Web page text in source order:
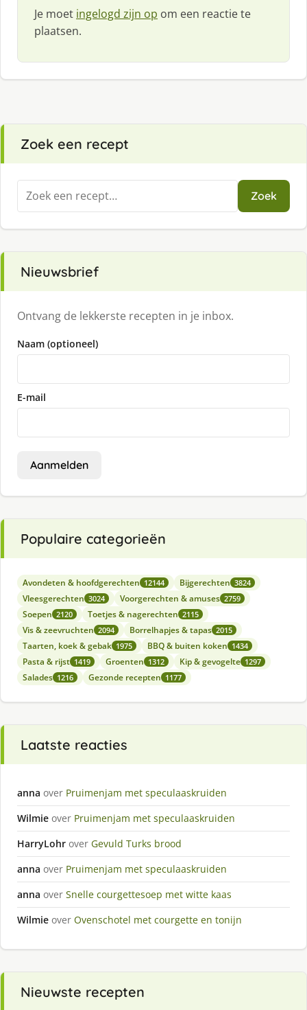
Je moet ingelogd zijn op om een reactie te
plaatsen.
Zoek een recept
Zoeken
naar:
Zoek
Nieuwsbrief
Ontvang de lekkerste recepten in je inbox.
Naam (optioneel)
E-mail
Aanmelden
Populaire categorieën
Avondeten & hoofdgerechten 12144 Bijgerechten 3824
Vleesgerechten 3024 Voorgerechten & amuses 2759
Soepen 2120 Toetjes & nagerechten 2115
Vis & zeevruchten 2094 Borrelhapjes & tapas 2015
Taarten, koek & gebak 1975 BBQ & buiten koken 1434
Pasta & rijst 1419 Groenten 1312 Kip & gevogelte 1297
Salades 1216 Gezonde recepten 1177
Laatste reacties
anna over Pruimenjam met speculaaskruiden
Wilmie over Pruimenjam met speculaaskruiden
HarryLohr over Gevuld Turks brood
anna over Pruimenjam met speculaaskruiden
anna over Snelle courgettesoep met witte kaas
Wilmie over Ovenschotel met courgette en tonijn
Nieuwste recepten